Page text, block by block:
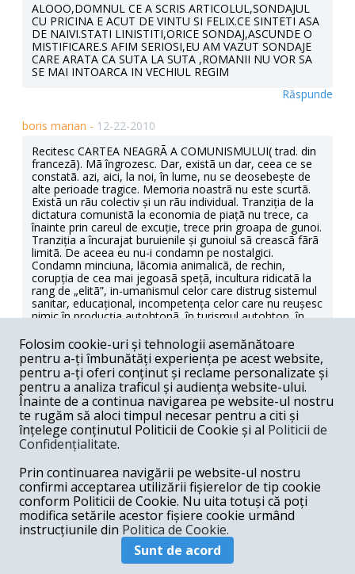
ALOOO,DOMNUL CE A SCRIS ARTICOLUL,SONDAJUL
CU PRICINA E ACUT DE VINTU SI FELIX.CE SINTETI ASA
DE NAIVI.STATI LINISTITI,ORICE SONDAJ,ASCUNDE O
MISTIFICARE.S AFIM SERIOSI,EU AM VAZUT SONDAJE
CARE ARATA CA SUTA LA SUTA ,ROMANII NU VOR SA
SE MAI INTOARCA IN VECHIUL REGIM
Răspunde
boris marian - 12-22-2010
Recitesc CARTEA NEAGRÃ A COMUNISMULUI( trad. din
francezã). Mã îngrozesc. Dar, existã un dar, ceea ce se
constatã. azi, aici, la noi, în lume, nu se deosebește de
alte perioade tragice. Memoria noastrã nu este scurtã.
Existã un rãu colectiv și un rãu individual. Tranziția de la
dictatura comunistã la economia de piațã nu trece, ca
înainte prin careul de excuție, trece prin groapa de gunoi.
Tranziția a încurajat buruienile și gunoiul sã creascã fãrã
limitã. De aceea eu nu-i condamn pe nostalgici.
Condamn minciuna, lãcomia animalicã, de rechin,
corupția de cea mai jegoasã spețã, incultura ridicatã la
rang de „elitã”, in-umanismul celor care distrug sistemul
sanitar, educațional, incompetența celor care nu reușesc
nimic în producția autohtonã, în turismul autohton, în
sistemul vechi, urmeazã alte generații sacrificate în
tranziția spre ce?
Răspunde
Sibisteanu Livia Liliana - 12-21-2010
Este firesc ca memoria raului sa dispara, cand alt rau se
instaleaza. Lipsa de cultura istorica il face pe om sa nu
capcanele ei. Asadar, nimic nu mai trebuie sa ne revolte
si sa ne mai mire. Vinovati suntem cu totii, caci nu am
stiut sa ne integram in noua ordine pe care am constrit-
o, ca am asteptat ca altii sa ne rezolve problemele
noastre.
Folosim cookie-uri și tehnologii asemănătoare
pentru a-ți îmbunătăți experiența pe acest website,
pentru a-ți oferi conținut și reclame personalizate și
pentru a analiza traficul și audiența website-ului.
Înainte de a continua navigarea pe website-ul nostru
te rugăm să aloci timpul necesar pentru a citi și
înțelege conținutul Politicii de Cookie și al Politicii de
Confidențialitate.
Prin continuarea navigării pe website-ul nostru
confirmi acceptarea utilizării fișierelor de tip cookie
conform Politicii de Cookie. Nu uita totuși că poți
modifica setările acestor fișiere cookie urmând
instrucțiunile din Politica de Cookie.
Sunt de acord